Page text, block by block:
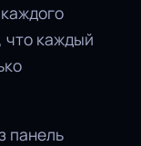
что каждый
панель